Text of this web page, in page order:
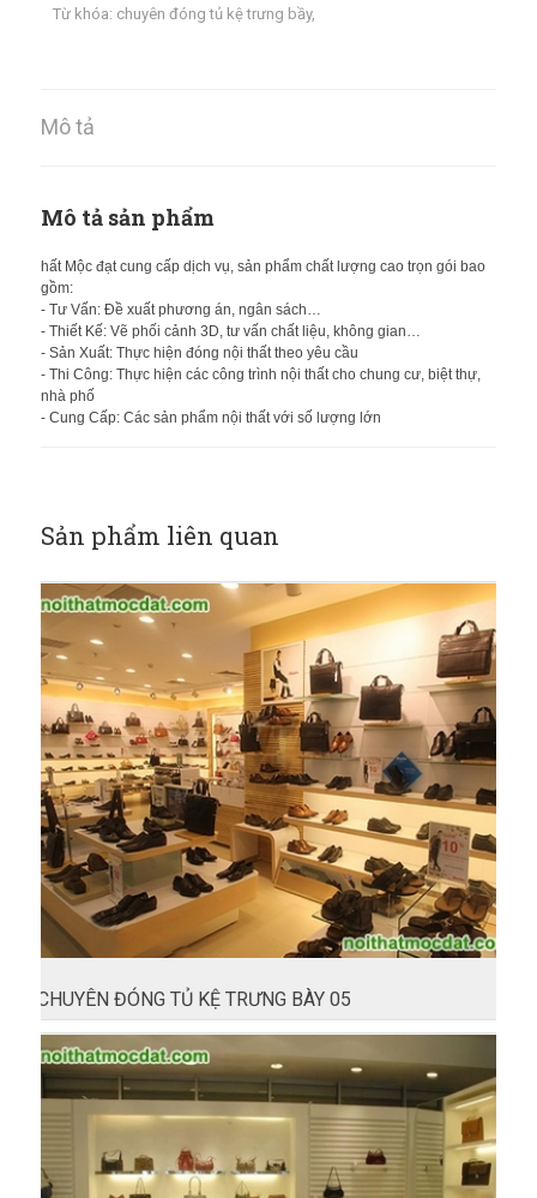
Từ khóa: chuyên đóng tủ kệ trưng bầy,
Mô tả
Mô tả sản phẩm
hất Mộc đạt cung cấp dịch vụ, sản phẩm chất lượng cao trọn gói bao
gồm:
- Tư Vấn: Đề xuất phương án, ngân sách…
- Thiết Kế: Vẽ phối cảnh 3D, tư vấn chất liệu, không gian…
- Sản Xuất: Thực hiện đóng nội thất theo yêu cầu
- Thi Công: Thực hiện các công trình nội thất cho chung cư, biệt thự,
nhà phố
- Cung Cấp: Các sản phẩm nội thất với số lượng lớn
Sản phẩm liên quan
CHUYÊN ĐÓNG TỦ KỆ TRƯNG BÀY 05